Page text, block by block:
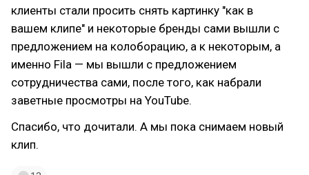
клиенты стали просить снять картинку "как в
вашем клипе" и некоторые бренды сами вышли с
предложением на колоборацию, а к некоторым, а
именно Fila — мы вышли с предложением
сотрудничества сами, после того, как набрали
заветные просмотры на YouTube.
Спасибо, что дочитали. А мы пока снимаем новый
клип.